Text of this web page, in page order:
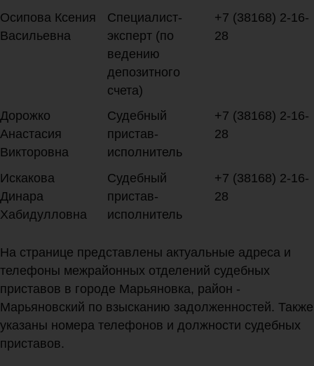
Осипова Ксения
Васильевна
Специалист-
эксперт (по
ведению
депозитного
счета)
+7 (38168) 2-16-
28
Дорожко
Анастасия
Викторовна
Судебный
пристав-
исполнитель
+7 (38168) 2-16-
28
Искакова
Динара
Хабидулловна
Судебный
пристав-
исполнитель
+7 (38168) 2-16-
28
На странице представлены актуальные адреса и
телефоны межрайонных отделений судебных
приставов в городе Марьяновка, район -
Марьяновский по взысканию задолженностей. Также
указаны номера телефонов и должности судебных
приставов.